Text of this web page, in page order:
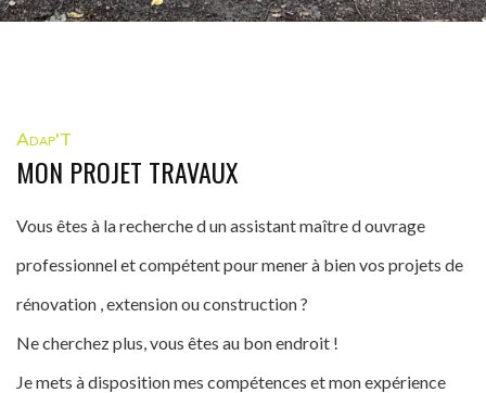
Adap'T
MON PROJET TRAVAUX
Vous êtes à la recherche d un assistant maître d ouvrage
professionnel et compétent pour mener à bien vos projets de
rénovation , extension ou construction ?
Ne cherchez plus, vous êtes au bon endroit !
Je mets à disposition mes compétences et mon expérience